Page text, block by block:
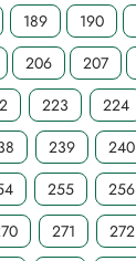
189
190
206
207
223 224
239 240
255 256
271 272